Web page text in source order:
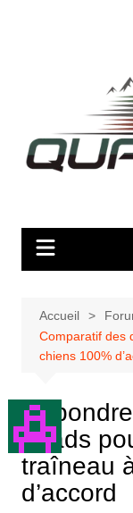
Accueil
Comparatif des
chiens 100%
quads
traîneau
d’accord